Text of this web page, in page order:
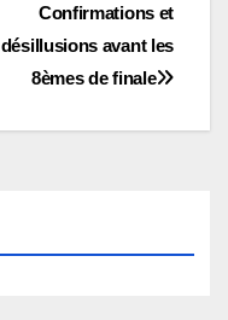
Confirmations et
désillusions avant les
8èmes de finale